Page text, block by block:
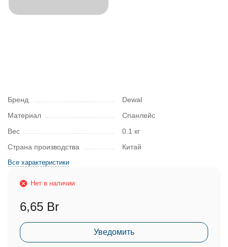
Бренд
Dewal
Материал
Спанлейс
Вес
0.1 кг
Страна производства
Китай
Все характеристики
Нет в наличии
6,65 Br
Уведомить